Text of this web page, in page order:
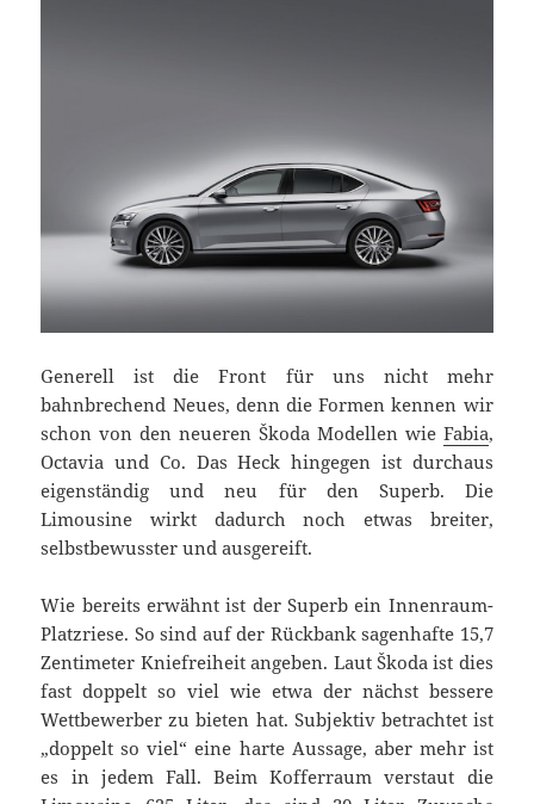
Generell ist die Front für uns nicht mehr
bahnbrechend Neues, denn die Formen kennen wir
schon von den neueren Škoda Modellen wie Fabia,
Octavia und Co. Das Heck hingegen ist durchaus
eigenständig und neu für den Superb. Die
Limousine wirkt dadurch noch etwas breiter,
selbstbewusster und ausgereift.
Wie bereits erwähnt ist der Superb ein Innenraum-
Platzriese. So sind auf der Rückbank sagenhafte 15,7
Zentimeter Kniefreiheit angeben. Laut Škoda ist dies
fast doppelt so viel wie etwa der nächst bessere
Wettbewerber zu bieten hat. Subjektiv betrachtet ist
„doppelt so viel“ eine harte Aussage, aber mehr ist
es in jedem Fall. Beim Kofferraum verstaut die